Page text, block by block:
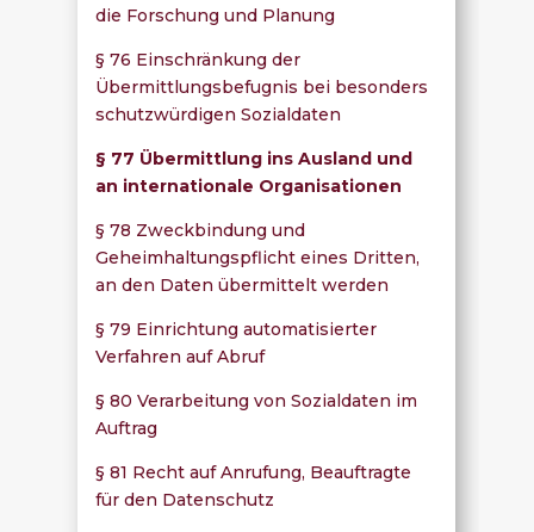
die Forschung und Planung
§ 76 Einschränkung der
Übermittlungsbefugnis bei besonders
schutzwürdigen Sozialdaten
§ 77 Übermittlung ins Ausland und
an internationale Organisationen
§ 78 Zweckbindung und
Geheimhaltungspflicht eines Dritten,
an den Daten übermittelt werden
§ 79 Einrichtung automatisierter
Verfahren auf Abruf
§ 80 Verarbeitung von Sozialdaten im
Auftrag
§ 81 Recht auf Anrufung, Beauftragte
für den Datenschutz